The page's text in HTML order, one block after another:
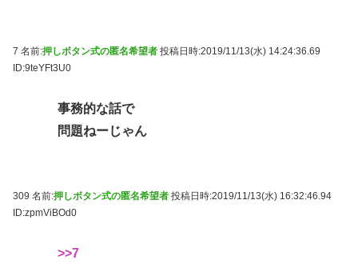
7 名前:押しボタン式の匿名希望者 投稿日時:2019/11/13(水) 14:24:36.69
ID:9teYFt3U0
事務的な話で
問題ねーじゃん
309 名前:押しボタン式の匿名希望者 投稿日時:2019/11/13(水) 16:32:46.94
ID:zpmViBOd0
>>7